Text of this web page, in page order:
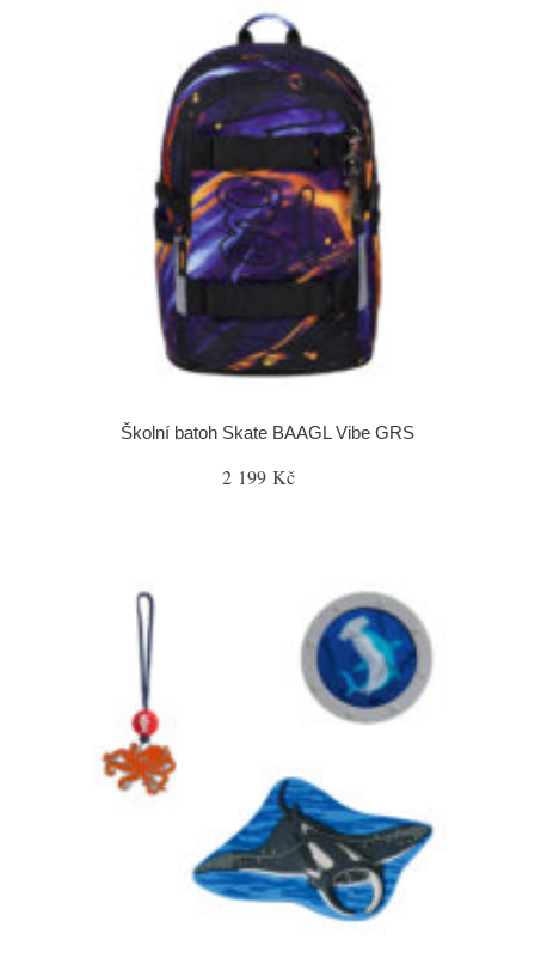
Školní batoh Skate BAAGL Vibe GRS
2 199 Kč